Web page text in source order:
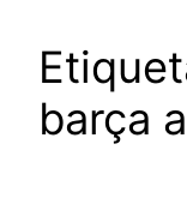
barça